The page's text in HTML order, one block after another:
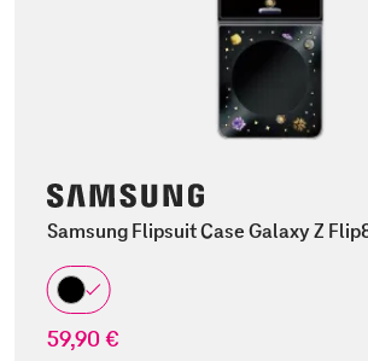
Samsung Flipsuit Case Galaxy Z
59,90 €